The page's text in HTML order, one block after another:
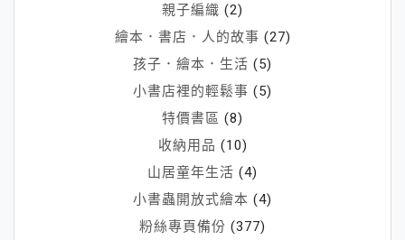
親子編織 (2)
繪本．書店．人的故事 (27)
孩子．繪本．生活 (5)
小書店裡的輕鬆事 (5)
特價書區 (8)
收納用品 (10)
山居童年生活 (4)
小書蟲開放式繪本 (4)
粉絲專頁備份 (377)